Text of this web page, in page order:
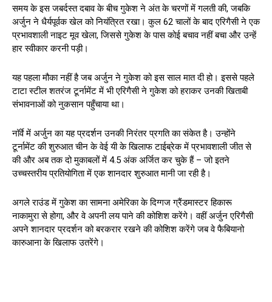
समय के इस जबर्दस्त दबाव के बीच गुकेश ने अंत के चरणों में गलती की, जबकि
अर्जुन ने धैर्यपूर्वक खेल को नियंत्रित रखा। कुल 62 चालों के बाद एरिगैसी ने एक
प्रभावशाली नाइट मूव खेला, जिससे गुकेश के पास कोई बचाव नहीं बचा और उन्हें
हार स्वीकार करनी पड़ी।
यह पहला मौका नहीं है जब अर्जुन ने गुकेश को इस साल मात दी हो। इससे पहले
टाटा स्टील शतरंज टूर्नामेंट में भी एरिगैसी ने गुकेश को हराकर उनकी खिताबी
संभावनाओं को नुकसान पहुँचाया था।
नॉर्वे में अर्जुन का यह प्रदर्शन उनकी निरंतर प्रगति का संकेत है। उन्होंने
टूर्नामेंट की शुरुआत चीन के वेई यी के खिलाफ टाईब्रेक में प्रभावशाली जीत से
की और अब तक दो मुकाबलों में 4.5 अंक अर्जित कर चुके हैं – जो इतने
उच्चस्तरीय प्रतियोगिता में एक शानदार शुरुआत मानी जा रही है।
अगले राउंड में गुकेश का सामना अमेरिका के दिग्गज ग्रैंडमास्टर हिकारू
नाकामुरा से होगा, और वे अपनी लय पाने की कोशिश करेंगे। वहीं अर्जुन एरिगैसी
अपने शानदार प्रदर्शन को बरकरार रखने की कोशिश करेंगे जब वे फैबियानो
कारुआना के खिलाफ उतरेंगे।